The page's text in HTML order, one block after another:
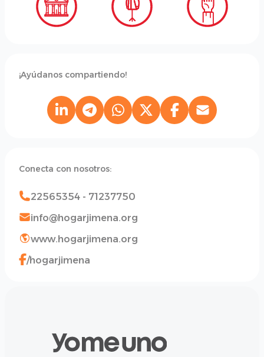
¡Ayúdanos compartiendo!
Conecta con nosotros:
22565354 - 71237750
info@hogarjimena.org
www.hogarjimena.org
/hogarjimena